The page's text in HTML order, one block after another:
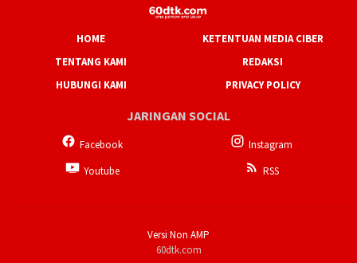
HOME
KETENTUAN MEDIA CIBER
TENTANG KAMI
REDAKSI
HUBUNGI KAMI
PRIVACY POLICY
JARINGAN SOCIAL
Facebook
Instagram
Youtube
RSS
Versi Non AMP
60dtk.com